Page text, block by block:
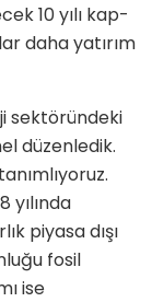
10 yılı kap­
daha yatırım
sektöründeki
düzenledik.
yılında
pi­yasa dışı
fosil
ise